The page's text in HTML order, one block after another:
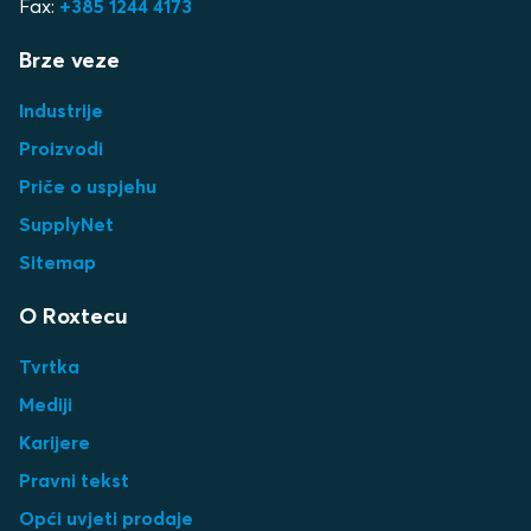
Fax: +385 1244 4173
Brze veze
Industrije
Proizvodi
Priče o uspjehu
SupplyNet
Sitemap
O Roxtecu
Tvrtka
Mediji
Karijere
Pravni tekst
Opći uvjeti prodaje